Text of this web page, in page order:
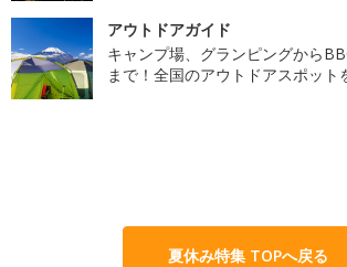
アウトドアガイド
キャンプ場、グランピングから
まで！全国のアウトドアスポット
夏休み特集 TOPへ戻る